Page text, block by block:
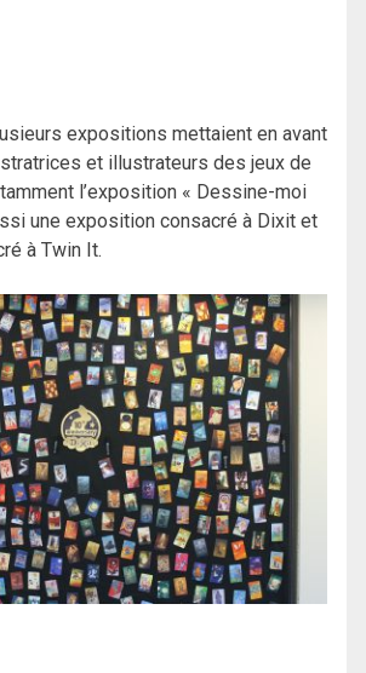
expositions mettaient en avant
et illustrateurs des jeux de
l’exposition « Dessine-moi
une exposition consacré à Dixit et
à Twin It.